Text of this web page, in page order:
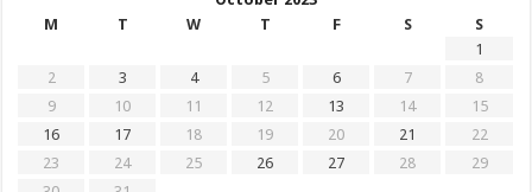
M
T W T F S
S
1
2
3 4 5 6 7
8
9
10 11 12 13 14
15
16
17 18 19 20 21
22
23
24 25 26 27 28
29